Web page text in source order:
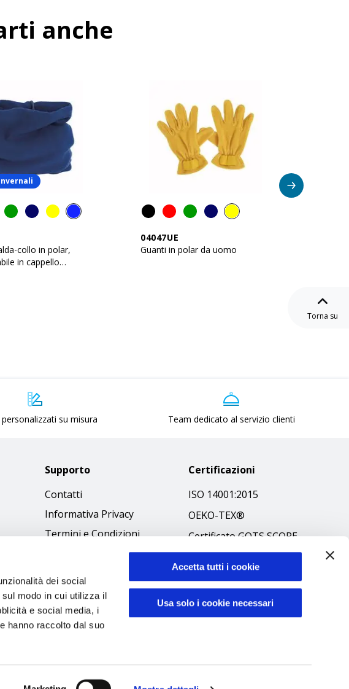
dei social
modo in cui utilizza il
e social media, i
hanno raccolto dal suo
Accetta tutti i cookie
Usa solo i cookie necessari
anche
collo in polar,
in cappello
04047UE
Guanti in polar da uomo
Torna su
su misura Team dedicato al servizio clienti
Supporto
Contatti
Informativa Privacy
Termini e Condizioni
Codice Etico
Certificazioni
ISO 14001:2015
OEKO-TEX®
Certificato GOTS SCOPE
Certificato GRS SCOPE
Politica Ambientale
Sicurezza prodotti